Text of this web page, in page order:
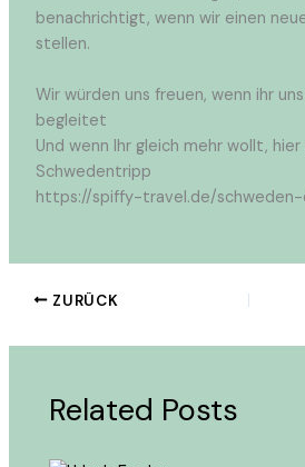
benachrichtigt, wenn wir einen
stellen.
Wir würden uns freuen, wenn ihr
begleitet
Und wenn Ihr gleich mehr wollt, hier
Schwedentripp
https://spiffy-travel.de/
ZURÜCK
Related Posts